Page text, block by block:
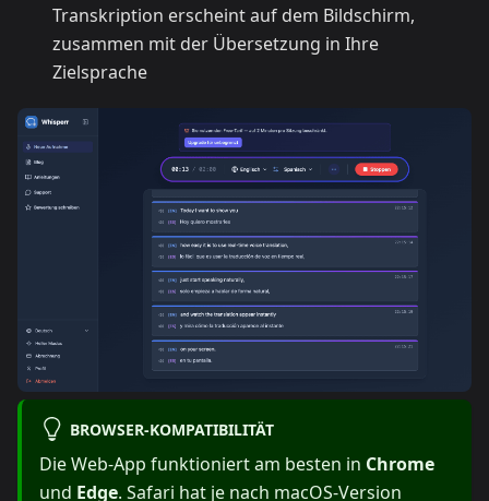
Transkription erscheint auf dem Bildschirm,
zusammen mit der Übersetzung in Ihre
Zielsprache
BROWSER-KOMPATIBILITÄT
Die Web-App funktioniert am besten in Chrome
und Edge. Safari hat je nach macOS-Version